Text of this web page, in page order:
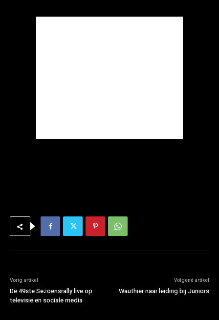
Vorig artikel
De 49ste Sezoensrally live op
televisie en sociale media
Volgend artikel
Wauthier naar leiding bij Juniors